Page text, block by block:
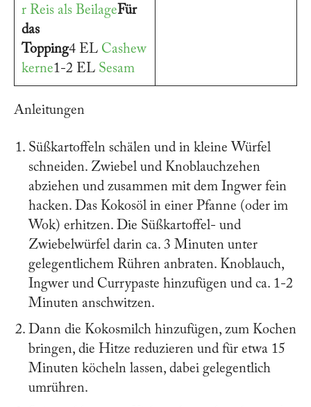
r Reis als BeilageFür
das
Topping4 EL Cashew
kerne1-2 EL Sesam
Anleitungen
Süßkartoffeln schälen und in kleine Würfel
schneiden. Zwiebel und Knoblauchzehen
abziehen und zusammen mit dem Ingwer fein
hacken. Das Kokosöl in einer Pfanne (oder im
Wok) erhitzen. Die Süßkartoffel- und
Zwiebelwürfel darin ca. 3 Minuten unter
gelegentlichem Rühren anbraten. Knoblauch,
Ingwer und Currypaste hinzufügen und ca. 1-2
Minuten anschwitzen.
Dann die Kokosmilch hinzufügen, zum Kochen
bringen, die Hitze reduzieren und für etwa 15
Minuten köcheln lassen, dabei gelegentlich
umrühren.